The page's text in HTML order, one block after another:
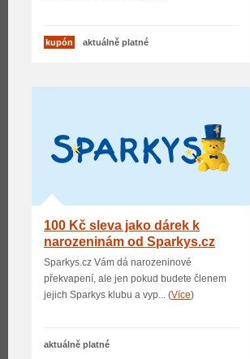
kupón aktuálně platné
100 Kč sleva jako dárek k
narozeninám od Sparkys.cz
Sparkys.cz Vám dá narozeninové
překvapení, ale jen pokud budete členem
jejich Sparkys klubu a vyp... (Více)
aktuálně platné